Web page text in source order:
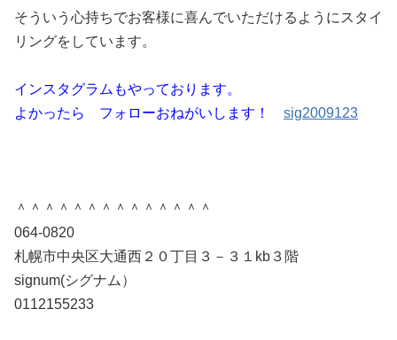
そういう心持ちでお客様に喜んでいただけるようにスタイ
リングをしています。
インスタグラムもやっております。
よかったら フォローおねがいします！ sig2009123
＾＾＾＾＾＾＾＾＾＾＾＾＾＾
064-0820
札幌市中央区大通西２０丁目３－３１kb３階
signum(シグナム）
0112155233